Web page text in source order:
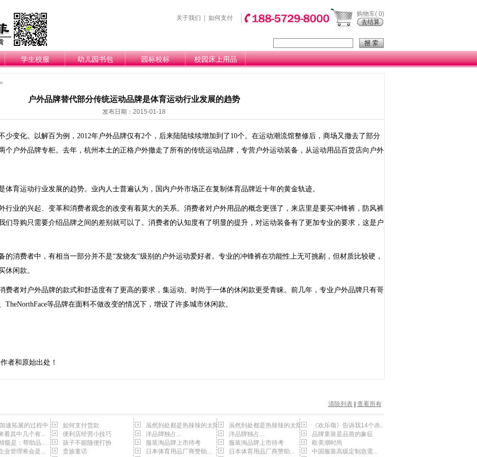
购物车( 0)
去结算
关于我们 如何支付
学生校服 幼儿园书包 园标校标 校园床上用品
»
户外品牌替代部分传统运动品牌是体育运动行业发展的趋势
发布日期：2015-01-18
化。以解百为例，2012年户外品牌仅有2个，后来陆陆续续增加到了10个。在运动潮流馆整修后，商场又撤去了部分
个户外品牌专柜。去年，杭州本土的正格户外撤走了所有的传统运动品牌，专营户外运动装备，从运动用品百货店向户外
运动行业发展的趋势。业内人士普遍认为，国内户外市场正在复制体育品牌近十年的黄金轨迹。
业的兴起、变革和消费者观念的改变有着莫大的关系。消费者对户外用品的概念更强了，来店里是要买冲锋裤，防风裤
们导购只需要介绍品牌之间的差别就可以了。消费者的认知度有了明显的提升，对运动装备有了更加专业的要求，这是户
费者中，有相当一部分并不是“发烧友”级别的户外运动爱好者。专业的冲锋裤在功能性上无可挑剔，但材质比较硬，
休闲款。
者对户外品牌的款式和舒适度有了更高的要求，集运动、时尚于一体的休闲款更受青睐。前几年，专业户外品牌只有哥
等品牌在面料不做改变的情况下，增设了许多城市休闲款。
者和原始出处！
清除列表| 查看所有
速拓展的过程中...
看其中几个有...
髓是：帮助品...
业管理将会是...
如何支付货款
便利店经营小技巧
孩子不能随便打扮
贵族童话
虽然到处都是热辣辣的太阳
洋品牌独占...
服装淘品牌上市待考
日本体育用品厂商赞助...
虽然到处都是热辣辣的太阳
洋品牌独占...
服装淘品牌上市待考
日本体育用品厂商赞助...
《欢乐颂》告诉我14个赤...
品牌童装是品质的象征
欧美潮时尚
中国服装高级定制急需...